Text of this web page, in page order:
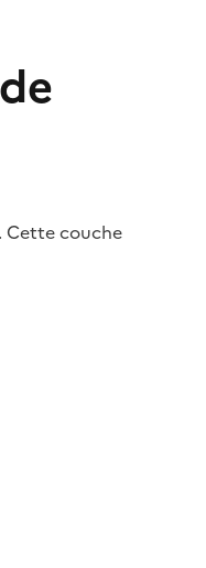
Cette couche